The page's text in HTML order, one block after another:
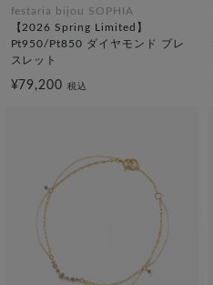
festaria bijou SOPHIA
【2026 Spring Limited】
Pt950/Pt850 ダイヤモンド ブレ
スレット
¥79,200税込